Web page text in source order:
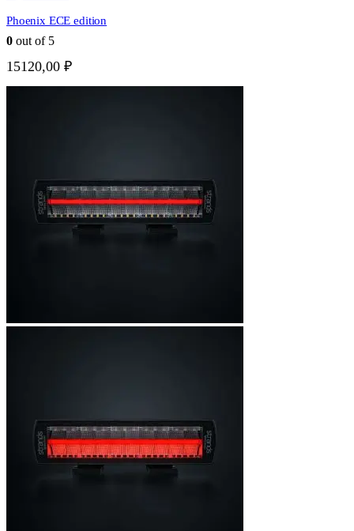
Phoenix ECE edition
0 out of 5
15120,00 ₽